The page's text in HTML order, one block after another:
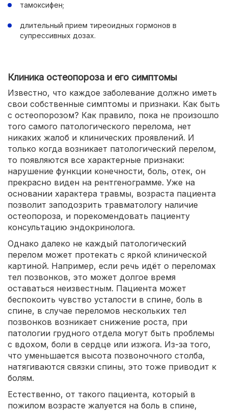
тамоксифен;
длительный прием тиреоидных гормонов в
супрессивных дозах.
Клиника остеопороза и его симптомы
Известно, что каждое заболевание должно иметь
свои собственные симптомы и признаки. Как быть
с остеопорозом? Как правило, пока не произошло
того самого патологического перелома, нет
никаких жалоб и клинических проявлений. И
только когда возникает патологический перелом,
то появляются все характерные признаки:
нарушение функции конечности, боль, отек, он
прекрасно виден на рентгенограмме. Уже на
основании характера травмы, возраста пациента
позволит заподозрить травматологу наличие
остеопороза, и порекомендовать пациенту
консультацию эндокринолога.
Однако далеко не каждый патологический
перелом может протекать с яркой клинической
картиной. Например, если речь идёт о переломах
тел позвонков, это может долгое время
оставаться неизвестным. Пациента может
беспокоить чувство усталости в спине, боль в
спине, в случае переломов нескольких тел
позвонков возникает снижение роста, при
патологии грудного отдела могут быть проблемы
с вдохом, боли в сердце или изжога. Из-за того,
что уменьшается высота позвоночного столба,
натягиваются связки спины, это тоже приводит к
болям.
Естественно, от такого пациента, который в
пожилом возрасте жалуется на боль в спине,